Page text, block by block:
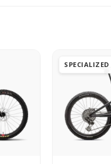
SPECIALIZED